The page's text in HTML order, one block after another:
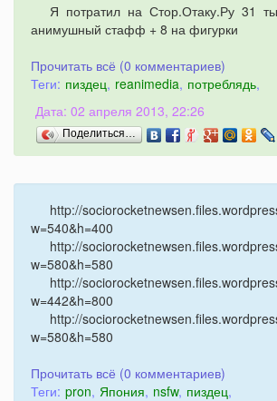
Я потратил на Стор.Отаку.Ру 31
анимушный стафф + 8 на фигурки
Прочитать всё (0 комментариев)
Теги: пиздец, reanimedia, потреблядь,
Дата: 02 апреля 2013, 22:26
Поделиться…
http://
w=540&h=400
http://
w=580&h=580
http://
w=442&h=800
http://
w=580&h=580
Прочитать всё (0 комментариев)
Теги: pron, Япония, nsfw, пиздец,